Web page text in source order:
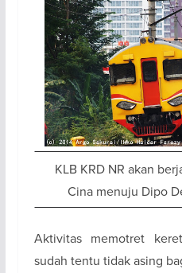
KLB KRD NR akan
Cina menuju Dipo
Aktivitas memotret
sudah tentu tidak asing